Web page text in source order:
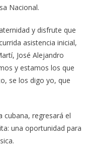
Nacional.
y disfrute que
asistencia inicial,
José Alejandro
y estamos los que
se los digo yo, que
cubana, regresará el
una oportunidad para